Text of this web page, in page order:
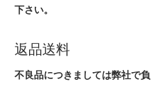
下さい。
返品送料
不良品につきましては弊社で負